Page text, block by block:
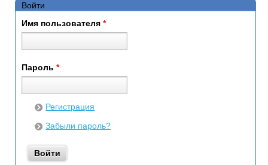
Войти
Имя пользователя *
Пароль *
Регистрация
Забыли пароль?